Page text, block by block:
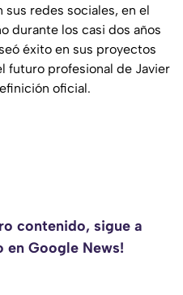
redes sociales, en el
durante los casi dos años
éxito en sus proyectos
futuro profesional de Javier
oficial.
contenido, sigue a
en Google News!